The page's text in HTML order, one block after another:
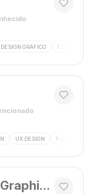
DESIGN GRÁFICO ESTÁGIO
UX DESIGN FIGMA
Social Media Coordinator / Graphic Designer